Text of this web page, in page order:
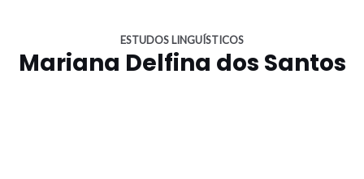
ESTUDOS LINGUÍSTICOS
Mariana Delfina dos Santos